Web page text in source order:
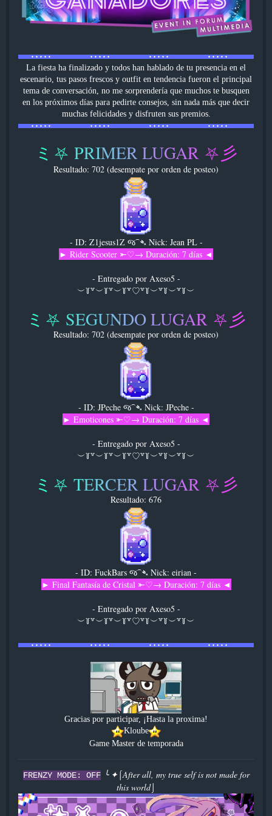
La fiesta ha finalizado y todos han hablado de tu presencia en el
escenario, tus pasos frescos y outfit en tendencia fueron el principal
tema de conversación, no me sorprendería que muchos te busquen
en los próximos días para pedirte consejos, sin nada más que decir
muchas felicidades y disfruten sus premios.
ミ ⛧ PRIMERLUGAR ⛧ 彡
Resultado: 702 (desempate por orden de posteo)
- ID: Z1jesus1Z જ⁀➴ Nick: Jean PL -
► Rider Scooter ⤜♡→ Duración: 7 días ◄
- Entregado por Axeso5 -
︶꒦꒷︶꒦꒷︶꒦꒷♡꒷꒦︶꒷꒦︶꒷꒦︶
ミ ⛧ SEGUNDOLUGAR ⛧ 彡
Resultado: 702 (desempate por orden de posteo)
- ID: JPeche જ⁀➴ Nick: JPeche -
► Emoticones ⤜♡→ Duración: 7 días ◄
- Entregado por Axeso5 -
︶꒦꒷︶꒦꒷︶꒦꒷♡꒷꒦︶꒷꒦︶꒷꒦︶
ミ ⛧ TERCERLUGAR ⛧ 彡
Resultado: 676
- ID: FuckBars જ⁀➴ Nick: eirian -
► Final Fantasía de Cristal ⤜♡→ Duración: 7 días ◄
- Entregado por Axeso5 -
︶꒦꒷︶꒦꒷︶꒦꒷♡꒷꒦︶꒷꒦︶꒷꒦︶
Gracias por participar, ¡Hasta la proxima!
Kloube
Game Master de temporada
FRENZY MODE: OFF ╰ ✦⌠After all, my true self is not made for
this world⌡